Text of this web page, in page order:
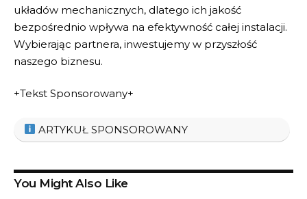
układów mechanicznych, dlatego ich jakość
bezpośrednio wpływa na efektywność całej instalacji.
Wybierając partnera, inwestujemy w przyszłość
naszego biznesu.
+Tekst Sponsorowany+
ARTYKUŁ SPONSOROWANY
You Might Also Like